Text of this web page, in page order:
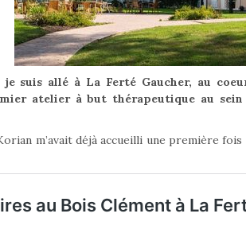
suis allé à La Ferté Gaucher, au
atelier à but thérapeutique au
m’avait déjà accueilli une première